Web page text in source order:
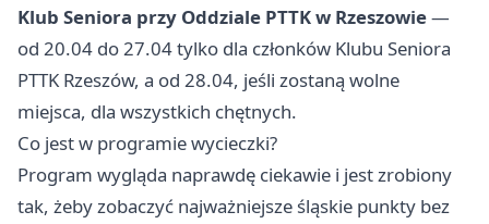
Klub Seniora przy Oddziale PTTK w Rzeszowie—
od 20.04 do 27.04 tylko dla członków Klubu Seniora
PTTK Rzeszów, a od 28.04, jeśli zostaną wolne
miejsca, dla wszystkich chętnych.
Co jest w programie wycieczki?
Program wygląda naprawdę ciekawie i jest zrobiony
tak, żeby zobaczyć najważniejsze śląskie punkty bez